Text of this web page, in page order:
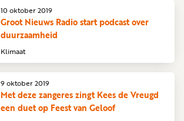
Klimaat
Groot Nieuws Radio start podcast over
duurzaamheid
10 oktober 2019
Met deze zangeres zingt Kees de Vreugd
een duet op Feest van Geloof
9 oktober 2019